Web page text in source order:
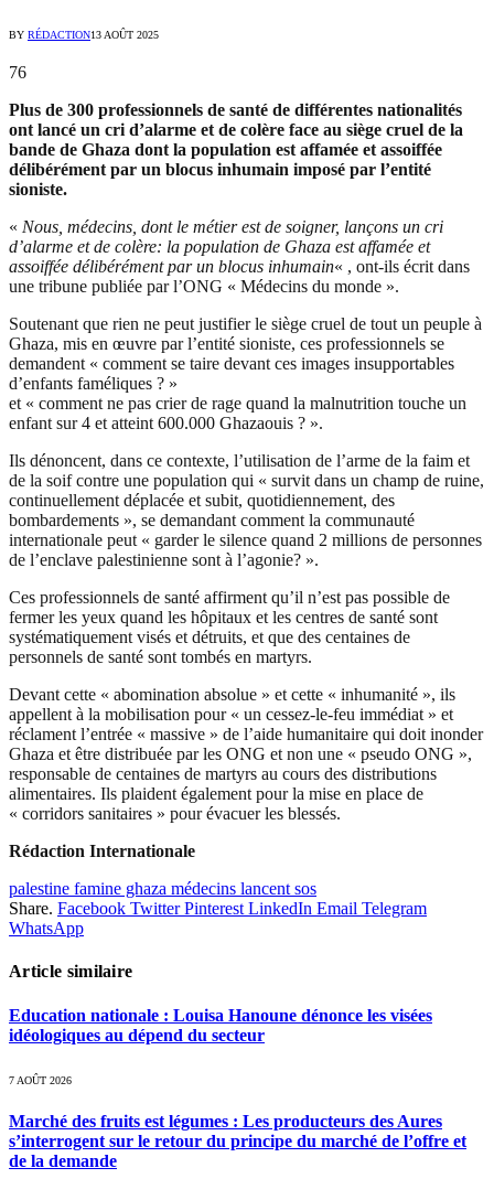
BY RÉDACTION13 AOÛT 2025
76
Plus de 300 professionnels de santé de différentes nationalités
ont lancé un cri d’alarme et de colère face au siège cruel de la
bande de Ghaza dont la population est affamée et assoiffée
délibérément par un blocus inhumain imposé par l’entité
sioniste.
« Nous, médecins, dont le métier est de soigner, lançons un cri
d’alarme et de colère: la population de Ghaza est affamée et
assoiffée délibérément par un blocus inhumain« , ont-ils écrit dans
une tribune publiée par l’ONG « Médecins du monde ».
Soutenant que rien ne peut justifier le siège cruel de tout un peuple à
Ghaza, mis en œuvre par l’entité sioniste, ces professionnels se
demandent « comment se taire devant ces images insupportables
d’enfants faméliques ? »
et « comment ne pas crier de rage quand la malnutrition touche un
enfant sur 4 et atteint 600.000 Ghazaouis ? ».
Ils dénoncent, dans ce contexte, l’utilisation de l’arme de la faim et
de la soif contre une population qui « survit dans un champ de ruine,
continuellement déplacée et subit, quotidiennement, des
bombardements », se demandant comment la communauté
internationale peut « garder le silence quand 2 millions de personnes
de l’enclave palestinienne sont à l’agonie? ».
Ces professionnels de santé affirment qu’il n’est pas possible de
fermer les yeux quand les hôpitaux et les centres de santé sont
systématiquement visés et détruits, et que des centaines de
personnels de santé sont tombés en martyrs.
Devant cette « abomination absolue » et cette « inhumanité », ils
appellent à la mobilisation pour « un cessez-le-feu immédiat » et
réclament l’entrée « massive » de l’aide humanitaire qui doit inonder
Ghaza et être distribuée par les ONG et non une « pseudo ONG »,
responsable de centaines de martyrs au cours des distributions
alimentaires. Ils plaident également pour la mise en place de
« corridors sanitaires » pour évacuer les blessés.
Rédaction Internationale
palestine famine ghaza médecins lancent sos
Share. Facebook Twitter Pinterest LinkedIn Email Telegram
WhatsApp
Article similaire
Education nationale : Louisa Hanoune dénonce les visées
idéologiques au dépend du secteur
7 AOÛT 2026
Marché des fruits est légumes : Les producteurs des Aures
s’interrogent sur le retour du principe du marché de l’offre et
de la demande